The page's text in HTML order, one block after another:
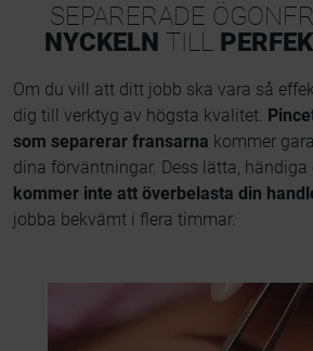
SEPARERADE
NYCKELN TILL
Om du vill att ditt jobb ska vara så
dig till verktyg av högsta kvalitet.
som separerar fransarna kommer
dina förväntningar. Dess lätta,
kommer inte att överbelasta din
jobba bekvämt i flera timmar.